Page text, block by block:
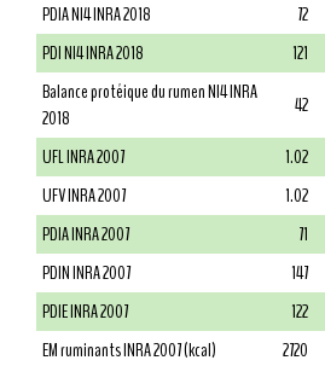
PDIA NI4 INRA 2018
72
PDI NI4 INRA 2018
121
Balance protéique du rumen NI4 INRA
2018
42
UFL INRA 2007
1.02
UFV INRA 2007
1.02
PDIA INRA 2007
71
PDIN INRA 2007
147
PDIE INRA 2007
122
EM ruminants INRA 2007 (kcal)
2720